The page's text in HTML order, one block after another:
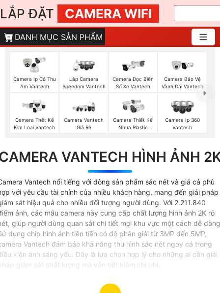
LẮP ĐẶT CAMERA WIFI
DANH MỤC SẢN PHẨM
Camera Ip Có Thu
Âm Vantech
Lắp Camera
Speedom Vantech
Camera Đọc Biển
Số Xe Vantech
Camera Bảo Vệ
Vành Đai Vantech
Camera Thết Kế
Kim Loại Vantech
Camera Vantech
Giá Rẻ
Camera Thiết Kế
Nhựa Plastic
Camera Ip 360
Vantech
VANTECH HÌNH ẢNH
Vantech nổi tiếng với dòng sản phẩm sắc nét và giá cả phù
với yêu cầu tài chính của nhiều khách hàng, mang đến giải pháp
sát hiệu quả cho nhiều đối tượng người dùng. Với 2.211.840
ảnh, các mẫu camera này cung cấp chất lượng hình ảnh 2K rõ
giúp người dùng quan sát chi tiết mọi khu vực một cách dễ
dụng chip hình ảnh tiên tiến có độ phân giải từ 3MP đến 5MP,
Vantech đảm bảo khả năng thu hình sắc nét ngay cả trong
kiện ánh sáng yếu. Đây là lựa chọn hợp lý cho những ai cần giải
giám sát chất lượng mà vẫn tiết kiệm chi phí.